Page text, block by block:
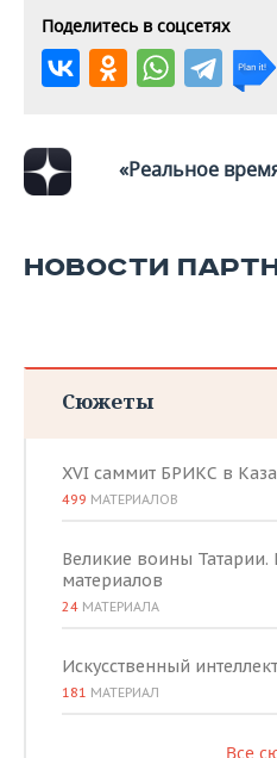
Поделитесь в соцсетях
«Реальное
НОВОСТИ
Сюжеты
XVI саммит БРИКС в
499 МАТЕРИАЛОВ
Великие воины Татарии.
материалов
24 МАТЕРИАЛА
Искусственный интеллект
181 МАТЕРИАЛ
Все